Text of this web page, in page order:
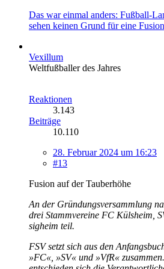
Das war einmal anders: Fußball-
sehen keinen Grund für eine Fusion
Vexillum
Weltfußballer des Jahres
Reaktionen
3.143
Beiträge
10.110
28. Februar 2024 um 16:23
#13
Fusion auf der Tauberhöhe
An der Grün­dungs­ver­samm­lung
drei Stamm­ve­r­ei­ne FC Küls­heim,
sig­heim teil.
FSV setzt sich aus den
»FC«, »SV« und »VfR«